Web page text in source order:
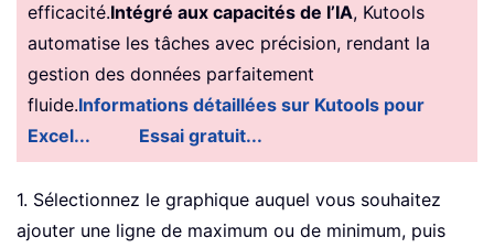
efficacité.Intégré aux capacités de l’IA, Kutools
automatise les tâches avec précision, rendant la
gestion des données parfaitement
fluide.Informations détaillées sur Kutools pour
Excel...
Essai gratuit...
1. Sélectionnez le graphique auquel vous souhaitez
ajouter une ligne de maximum ou de minimum, puis